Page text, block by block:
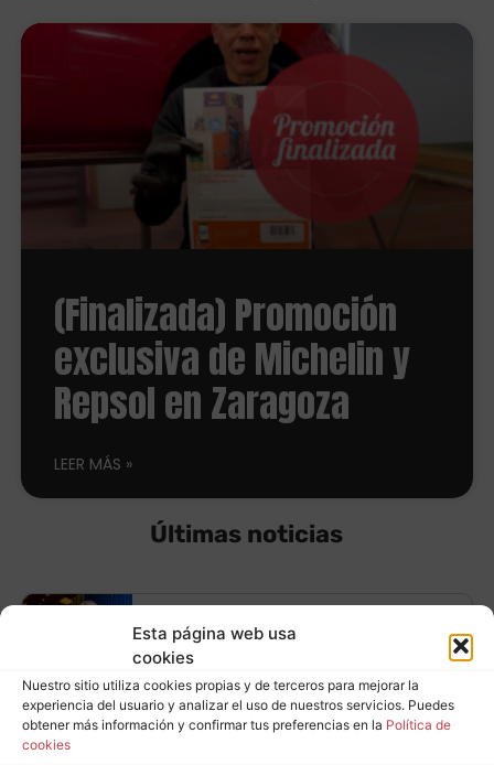
Esta página web usa
cookies
Nuestro sitio utiliza cookies propias y de terceros para mejorar la
experiencia del usuario y analizar el uso de nuestros servicios. Puedes
obtener más información y confirmar tus preferencias en la Política de
cookies
(Finalizada) Promoción
exclusiva de Michelin y
Repsol en Zaragoza
LEER MÁS
Últimas noticias
Equípate con
neumáticos
Continental y ahorra
Leer más